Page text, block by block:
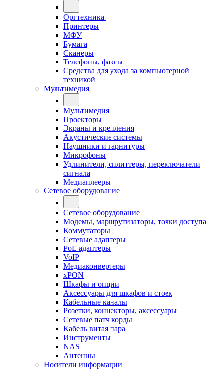
Оргтехника
Принтеры
МФУ
Бумага
Сканеры
Телефоны, факсы
Средства для ухода за компьютерной
техникой
Мультимедия
Мультимедия
Проекторы
Экраны и крепления
Акустические системы
Наушники и гарнитуры
Микрофоны
Удлинители, сплиттеры, переключатели
сигнала
Медиаплееры
Сетевое оборудование
Сетевое оборудование
Модемы, маршрутизаторы, точки доступа
Коммутаторы
Сетевые адаптеры
PoE адаптеры
VoIP
Медиаконвертеры
xPON
Шкафы и опции
Аксессуары для шкафов и стоек
Кабельные каналы
Розетки, коннекторы, аксессуары
Сетевые патч корды
Кабель витая пара
Инструменты
NAS
Антенны
Носители информации